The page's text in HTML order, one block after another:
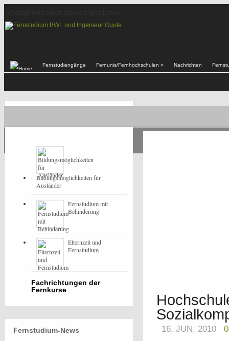
Fernstudiengänge Fernunis/Fernhochschulen » Nachrichten
16. JUN, 2010
Bildungsmöglichkeiten für
Ausländer
Fernstudium mit
Behinderung
Elternzeit und
Fernstudium
Fachrichtungen der
Fernkurse
Fernstudium-News